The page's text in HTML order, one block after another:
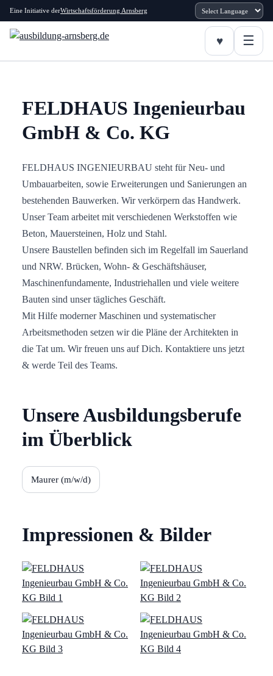
Eine Initiative derWirtschaftsförderung Arnsberg
FELDHAUS Ingenieurbau
GmbH & Co. KG
FELDHAUS INGENIEURBAU steht für Neu- und
Umbauarbeiten, sowie Erweiterungen und Sanierungen an
bestehenden Bauwerken. Wir verkörpern das Handwerk.
Unser Team arbeitet mit verschiedenen Werkstoffen wie
Beton, Mauersteinen, Holz und Stahl.
Unsere Baustellen befinden sich im Regelfall im Sauerland
und NRW. Brücken, Wohn- & Geschäftshäuser,
Maschinenfundamente, Industriehallen und viele weitere
Bauten sind unser tägliches Geschäft.
Mit Hilfe moderner Maschinen und systematischer
Arbeitsmethoden setzen wir die Pläne der Architekten in
die Tat um. Wir freuen uns auf Dich. Kontaktiere uns jetzt
& werde Teil des Teams.
Unsere Ausbildungsberufe
im Überblick
Maurer (m/w/d)
Impressionen & Bilder